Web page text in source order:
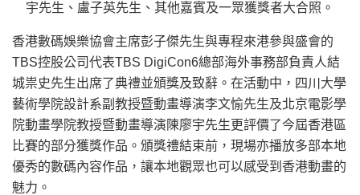
宇先生、盧子英先生、其他嘉賓及一眾獲獎者大合照。
香港數碼娛樂協會主席彭子傑先生與專程來港參與盛會的
TBS控股公司代表TBS DigiCon6總部海外事務部負責人結
城祟史先生出席了典禮並頒獎及致辭。在活動中，四川大學
藝術學院設計系副教授暨動畫導演李文愉先生及北京電影學
院動畫學院教授暨動畫導演陳廖宇先生更評價了今屆香港區
比賽的部分獲獎作品。頒獎禮結束前，現場亦播放多部本地
優秀的數碼內容作品，讓本地觀眾也可以感受到香港動畫的
魅力。